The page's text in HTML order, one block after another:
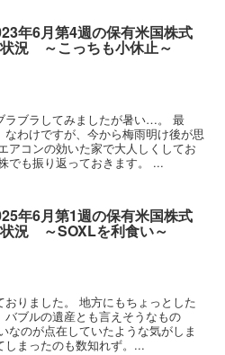
年6月第4週の保有米国株式
況 ～こっちも小休止～
ラブラしてみましたが暑い…。 最
わけですが、今から梅雨明け後が思
アコンの効いた家で大人しくしてお
でも振り返っておきます。 ...
年6月第1週の保有米国株式
況 ～SOXLを利食い～
りました。 地方にもちょっとした
ブルの遺産とも言えそうなもの
のが点在していたような気がしま
まったのも数知れず。...